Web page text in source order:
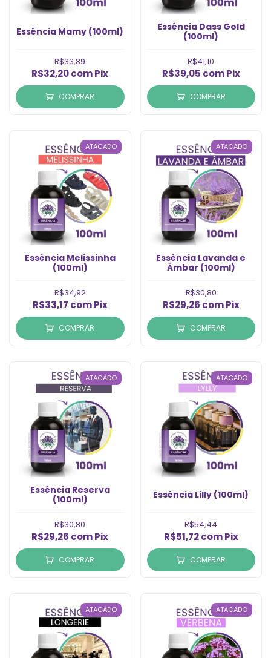
Essência Mamy (100ml)
R$33,89
R$32,20comPix
COMPRAR
Essência Dass Gold
(100ml)
R$41,10
R$39,05 com Pix
COMPRAR
ATACADO
Essência Melissinha
(100ml)
R$34,92
R$33,17 com Pix
COMPRAR
ATACADO
Essência Lavanda e
mbar (100ml)
R$30,80
R$29,26 com Pix
COMPRAR
ATACADO
Essência Reserva
(100ml)
R$30,80
R$29,26 comPix
COMPRAR
ATACADO
Essência Lilly (100ml)
R$54,44
R$51,72com Pix
COMPRAR
ATACADO ATACADO